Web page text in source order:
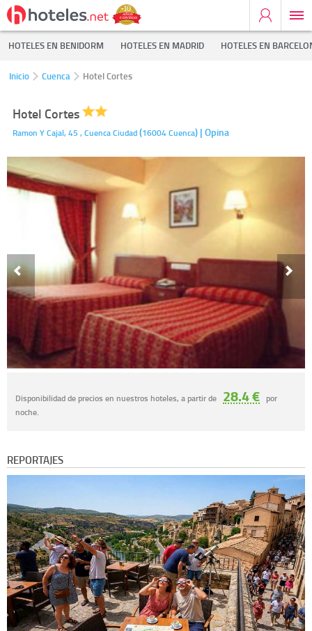
HOTELES EN BENIDORM HOTELES EN MADRID HOTELES EN
Inicio Cuenca Hotel Cortes
Hotel Cortes
Ramon Y Cajal, 45 ,Cuenca Ciudad(16004Cuenca) | Opina
Disponibilidad de precios en nuestros hoteles, a partir de 28.4 € por
noche.
REPORTAJES